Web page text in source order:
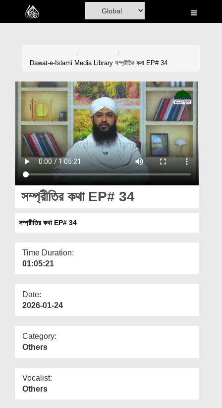
Home
Volunteer Portal
Rohani Ilaj
Donation
Magazine
Departments
More
Dawat-e-Islami Media Library সম্প্রীতির কথা EP# 34
সম্প্রীতির কথা EP# 34
সম্প্রীতির কথা EP# 34
Time Duration:
01:05:21
Date:
2026-01-24
Category:
Others
Vocalist:
Others